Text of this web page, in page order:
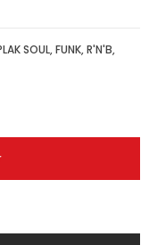
SOUL, FUNK, R'N'B,